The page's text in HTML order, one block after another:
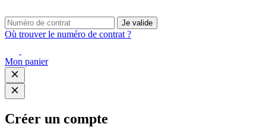
Je valide
Où trouver le numéro de contrat ?
Mon panier
Créer un compte